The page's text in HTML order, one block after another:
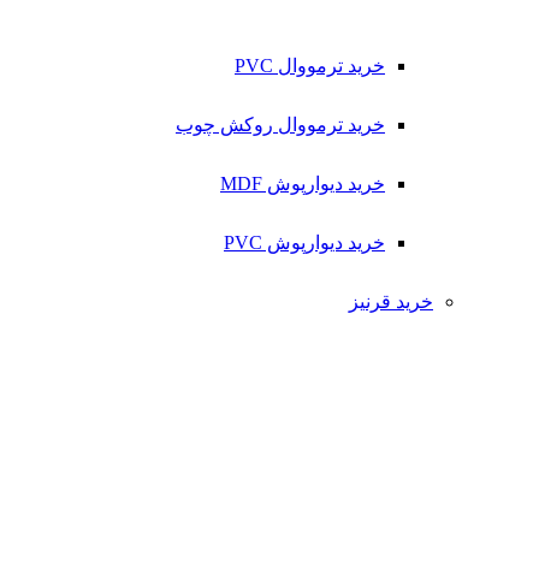
خرید ترمووال PVC
خرید ترمووال روکش چوب
خرید دیوارپوش MDF
خرید دیوارپوش PVC
خرید قرنیز